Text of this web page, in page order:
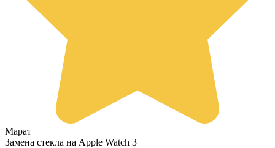
Марат
Замена стекла на Apple Watch 3